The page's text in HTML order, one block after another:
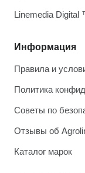
Информация
Правила и
Политика
Советы по
Отзывы об
Каталог марок
Linemedia Digital